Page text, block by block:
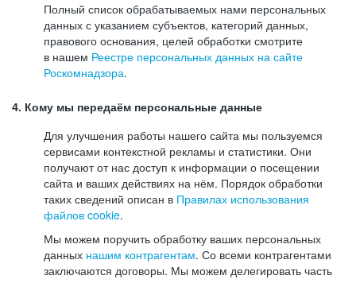
Полный список обрабатываемых нами персональных
данных с указанием субъектов, категорий данных,
правового основания, целей обработки смотрите
в нашем Реестре персональных данных на сайте
Роскомнадзора.
4. Кому мы передаём персональные данные
Для улучшения работы нашего сайта мы пользуемся
сервисами контекстной рекламы и статистики. Они
получают от нас доступ к информации о посещении
сайта и ваших действиях на нём. Порядок обработки
таких сведений описан в Правилах использования
файлов cookie.
Мы можем поручить обработку ваших персональных
данных нашим контрагентам. Со всеми контрагентами
заключаются договоры. Мы можем делегировать часть